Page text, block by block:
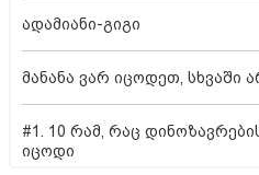
ადამიანი-გიგი
მანანა ვარ იცოდეთ, სხვაში
#1. 10 რამ, რაც
იცოდი